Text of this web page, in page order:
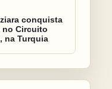
conquista
no Circuito
na Turquia